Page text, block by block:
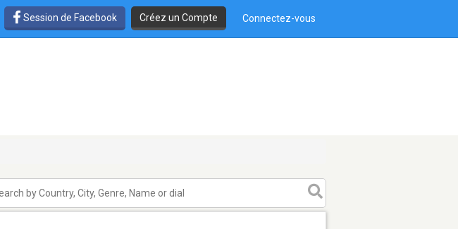
Session de Facebook Créez un Compte Connectez-vous